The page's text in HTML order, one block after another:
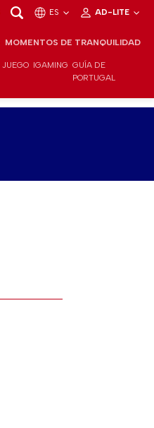
ES AD-LITE
MOMENTOS DE TRANQUILIDAD
JUEGO IGAMING GUÍA DE
PORTUGAL